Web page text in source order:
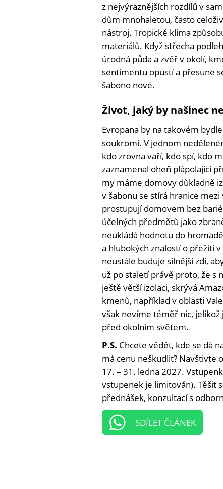
z nejvýraznějších rozdílů v
dům mnohaletou, často
nástroj. Tropické klima
materiálů. Když střecha
úrodná půda a zvěř v okolí,
sentimentu opustí a přesune
šabono nové.
Život, jaký by našinec
Evropana by na takovém
soukromí. V jednom
kdo zrovna vaří, kdo spí, kdo
zaznamenal oheň plápolající
my máme domovy důkladně
v šabonu se stírá hranice
prostupují domovem bez
účelných předmětů jako
neukládá hodnotu do
a hlubokých znalostí o přežití
neustále buduje silnější zdi,
už po staletí právě proto, že s
ještě větší izolaci, skrývá
kmenů, například v oblasti
však nevíme téměř nic, jelikož
před okolním světem.
P.S. Chcete vědět, kde se dá
má cenu neškudlit? Navštivte
17. – 31. ledna 2027.
vstupenek je limitován). Těšit
přednášek, konzultací s
SDÍLET ČLÁNEK